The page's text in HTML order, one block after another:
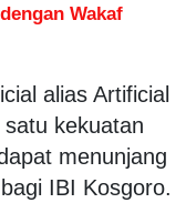
Wakaf
alias Artificial
kekuatan
menunjang
IBI Kosgoro.